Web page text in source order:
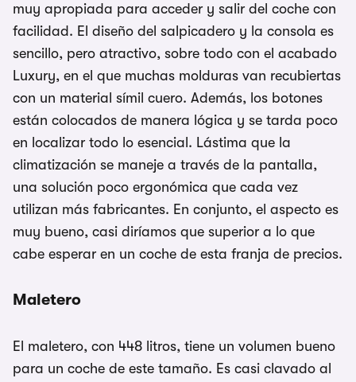
muy apropiada para acceder y salir del coche con
facilidad. El diseño del salpicadero y la consola es
sencillo, pero atractivo, sobre todo con el acabado
Luxury, en el que muchas molduras van recubiertas
con un material símil cuero. Además, los botones
están colocados de manera lógica y se tarda poco
en localizar todo lo esencial. Lástima que la
climatización se maneje a través de la pantalla,
una solución poco ergonómica que cada vez
utilizan más fabricantes. En conjunto, el aspecto es
muy bueno, casi diríamos que superior a lo que
cabe esperar en un coche de esta franja de precios.
Maletero
El maletero, con 448 litros, tiene un volumen bueno
para un coche de este tamaño. Es casi clavado al